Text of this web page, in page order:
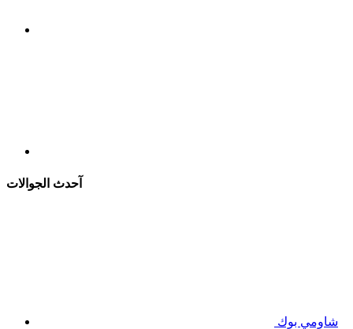
آحدث الجوالات
شاومي بوك